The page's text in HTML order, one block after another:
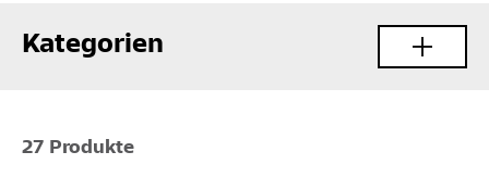
Kategorien
27 Produkte